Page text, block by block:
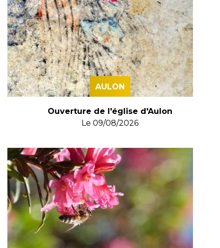
AULON
Ouverture de l'église d'Aulon
Le 09/08/2026